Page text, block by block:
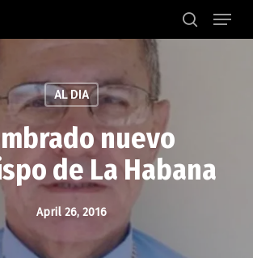
search
Menu
AL DIA
nuevo
de La Habana
April 26, 2016